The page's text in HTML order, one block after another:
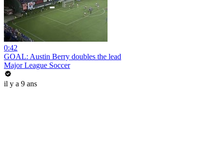
0:42
GOAL: Austin Berry doubles the lead
Major League Soccer
il y a 9 ans